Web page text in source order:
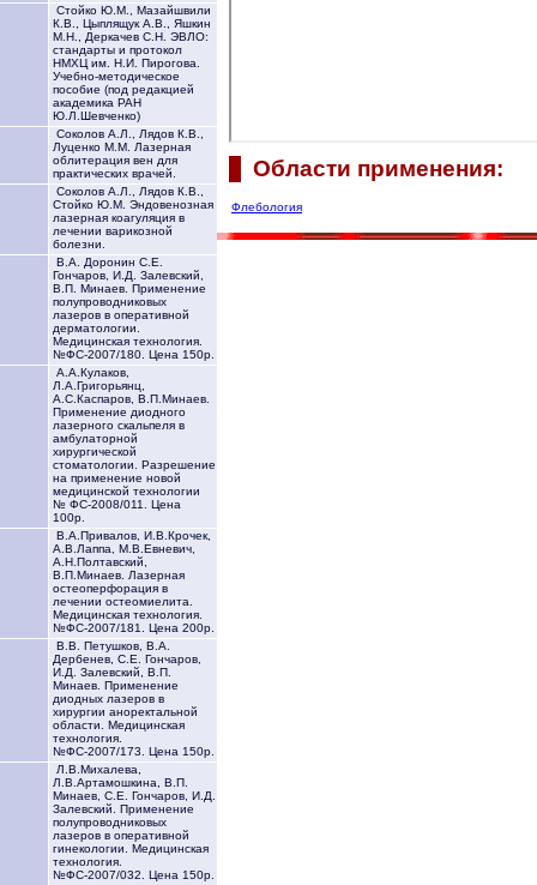
Стойко Ю.М., Мазайшвили
К.В., Цыплящук А.В., Яшкин
М.Н., Деркачев С.Н. ЭВЛО:
стандарты и протокол
НМХЦ им. Н.И. Пирогова.
Учебно-методическое
пособие (под редакцией
академика РАН
Ю.Л.Шевченко)
Соколов А.Л., Лядов К.В.,
Луценко М.М. Лазерная
облитерация вен для
практических врачей.
Соколов А.Л., Лядов К.В.,
Стойко Ю.М. Эндовенозная
лазерная коагуляция в
лечении варикозной
болезни.
В.А. Доронин С.Е.
Гончаров, И.Д. Залевский,
В.П. Минаев. Применение
полупроводниковых
лазеров в оперативной
дерматологии.
Медицинская технология.
№ФС-2007/180. Цена 150р.
А.А.Кулаков,
Л.А.Григорьянц,
А.С.Каспаров, В.П.Минаев.
Применение диодного
лазерного скальпеля в
амбулаторной
хирургической
стоматологии. Разрешение
на применение новой
медицинской технологии
№ ФС-2008/011. Цена
100р.
В.А.Привалов, И.В.Крочек,
А.В.Лаппа, М.В.Евневич,
А.Н.Полтавский,
В.П.Минаев. Лазерная
остеоперфорация в
лечении остеомиелита.
Медицинская технология.
№ФС-2007/181. Цена 200р.
В.В. Петушков, В.А.
Дербенев, С.Е. Гончаров,
И.Д. Залевский, В.П.
Минаев. Применение
диодных лазеров в
хирургии аноректальной
области. Медицинская
технология.
№ФС-2007/173. Цена 150р.
Л.В.Михалева,
Л.В.Артамошкина, В.П.
Минаев, С.Е. Гончаров, И.Д.
Залевский. Применение
полупроводниковых
лазеров в оперативной
гинекологии. Медицинская
технология.
№ФС-2007/032. Цена 150р.
Области применения:
Флебология